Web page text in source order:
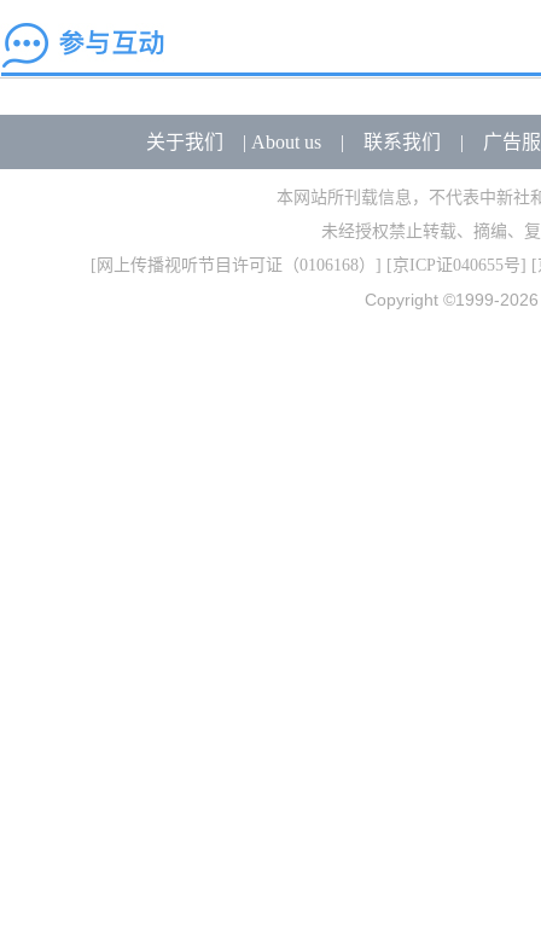
关于我们 | About us| 联系我们 | 广告
本网站所刊载信息，不代表中新社
未经授权禁止转载、摘编、
[ 网上传播视听节目许可证（0106168） ] [京ICP证040655号] [
Copyright ©1999-